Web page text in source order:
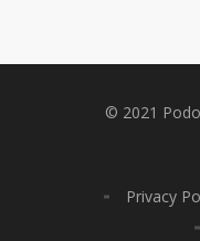
© 2021
Privacy